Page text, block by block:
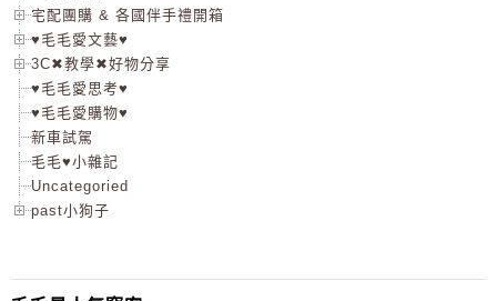
宅配團購 & 各國伴手禮開箱
♥毛毛愛文藝♥
3C✖教學✖好物分享
♥毛毛愛思考♥
♥毛毛愛購物♥
新車試駕
毛毛♥小雜記
Uncategoried
past小狗子